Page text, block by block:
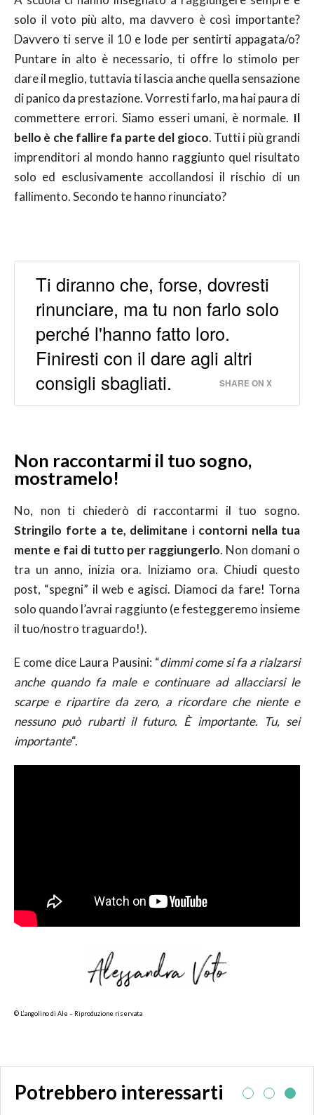
solo il voto più alto, ma davvero è così importante?
Davvero ti serve il 10 e lode per sentirti appagata/o?
Puntare in alto è necessario, ti offre lo stimolo per
dare il meglio, tuttavia ti lascia anche quella sensazione
di panico da prestazione. Vorresti farlo, ma hai paura di
commettere errori. Siamo esseri umani, è normale. Il
bello è che fallire fa parte del gioco. Tutti i più grandi
imprenditori al mondo hanno raggiunto quel risultato
solo ed esclusivamente accollandosi il rischio di un
fallimento. Secondo te hanno rinunciato?
Ti diranno che, forse, dovresti
rinunciare, ma tu non farlo solo
perché l'hanno fatto loro.
Finiresti con il dare agli altri
consigli sbagliati.
SHARE ON X
Non raccontarmi il tuo sogno,
mostramelo!
No, non ti chiederò di raccontarmi il tuo sogno.
Stringilo forte a te, delimitane i contorni nella tua
mente e fai di tutto per raggiungerlo. Non domani o
tra un anno, inizia ora. Iniziamo ora. Chiudi questo
post, “spegni” il web e agisci. Diamoci da fare! Torna
solo quando l’avrai raggiunto (e festeggeremo insieme
il tuo/nostro traguardo!).
E come dice Laura Pausini: “dimmi come si fa a rialzarsi
anche quando fa male e continuare ad allacciarsi le
scarpe e ripartire da zero, a ricordare che niente e
nessuno può rubarti il futuro. È importante. Tu, sei
importante“.
© L’angolino di Ale – Riproduzione riservata
Potrebbero interessarti